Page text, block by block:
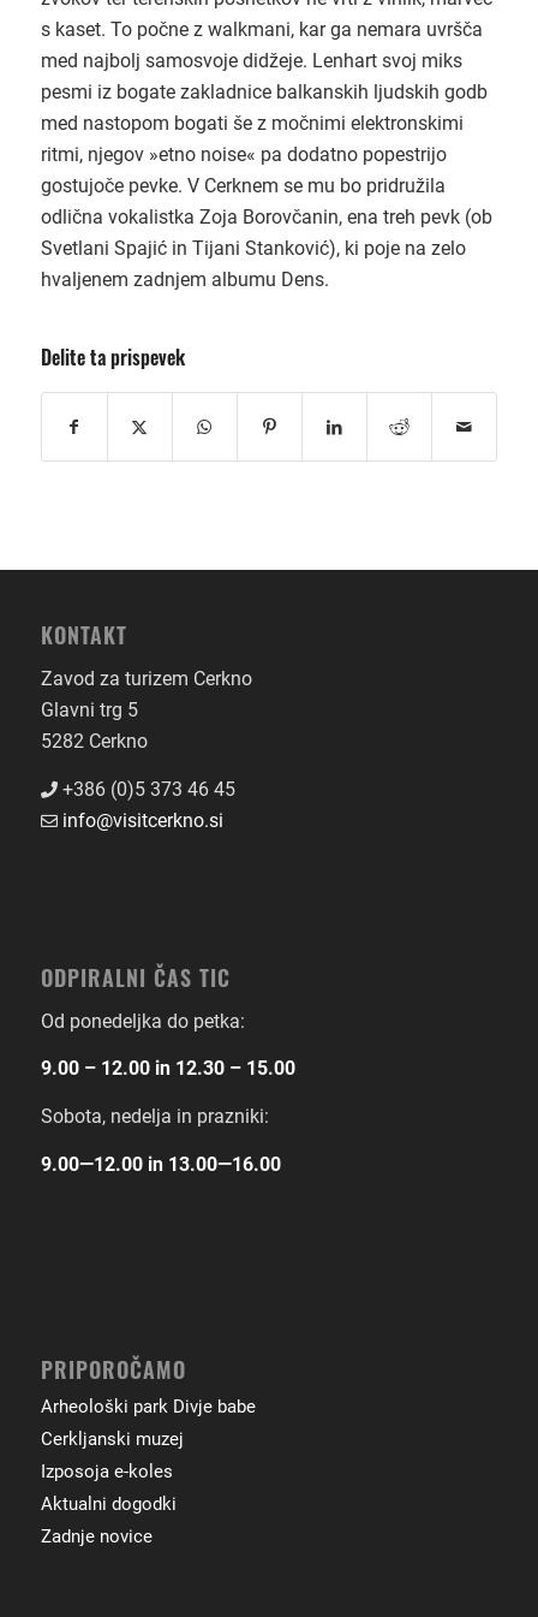
s kaset. To počne z walkmani, kar ga nemara uvršča
med najbolj samosvoje didžeje. Lenhart svoj miks
pesmi iz bogate zakladnice balkanskih ljudskih godb
med nastopom bogati še z močnimi elektronskimi
ritmi, njegov »etno noise« pa dodatno popestrijo
gostujoče pevke. V Cerknem se mu bo pridružila
odlična vokalistka Zoja Borovčanin, ena treh pevk (ob
Svetlani Spajić in Tijani Stanković), ki poje na zelo
hvaljenem zadnjem albumu Dens.
Delite ta prispevek
KONTAKT
Zavod za turizem Cerkno
Glavni trg 5
5282 Cerkno
+386 (0)5 373 46 45
info@visitcerkno.si
ODPIRALNI ČAS TIC
Od ponedeljka do petka:
9.00 – 12.00 in 12.30 – 15.00
Sobota, nedelja in prazniki:
9.00―12.00 in 13.00―16.00
PRIPOROČAMO
Arheološki park Divje babe
Cerkljanski muzej
Izposoja e-koles
Aktualni dogodki
Zadnje novice